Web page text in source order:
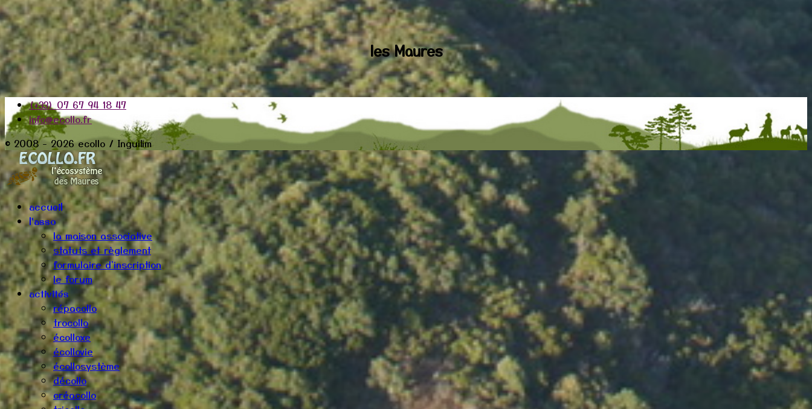
les Maures
(+33) 07 67 94 18 47
info@ecollo.fr
© 2008 - 2026 ecollo / Inguilim
accueil
l'asso
la maison associative
statuts et règlement
formulaire d'inscription
le forum
activités
répacollo
trocollo
écolloxe
écollovie
écollosystème
décollo
créacollo